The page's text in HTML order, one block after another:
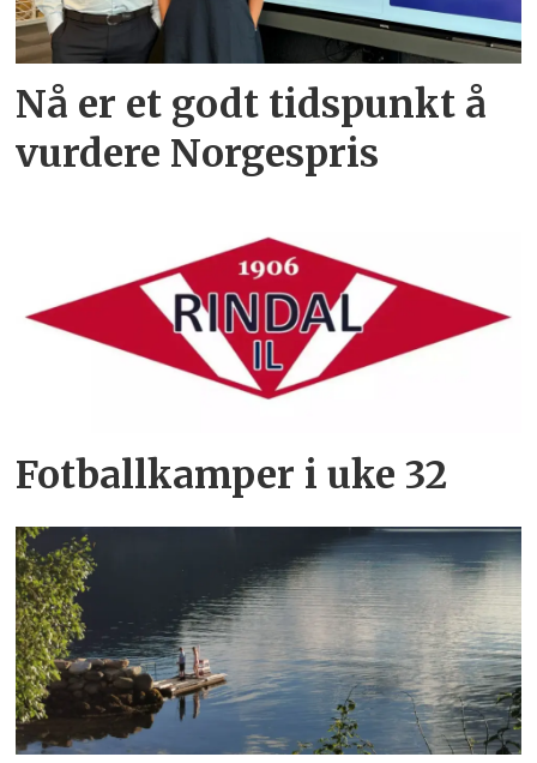
Nå er et godt tidspunkt å
vurdere Norgespris
Fotballkamper i uke 32